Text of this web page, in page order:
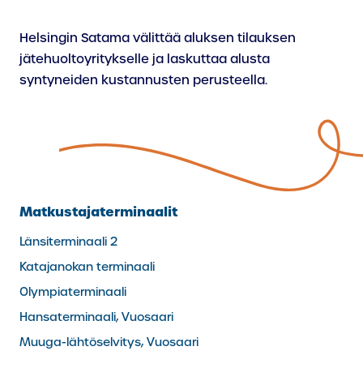
Helsingin Satama välittää aluksen tilauksen
jätehuoltoyritykselle ja laskuttaa alusta
syntyneiden kustannusten perusteella.
Matkustajaterminaalit
Länsiterminaali 2
Katajanokan terminaali
Olympiaterminaali
Hansaterminaali, Vuosaari
Muuga-lähtöselvitys, Vuosaari